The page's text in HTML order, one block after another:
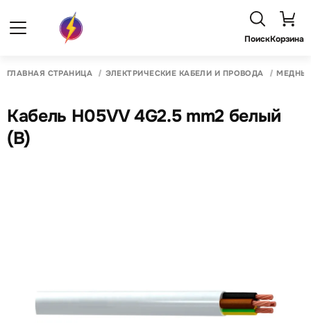
ПоискКорзина
ГЛАВНАЯ СТРАНИЦА ЭЛЕКТРИЧЕСКИЕ КАБЕЛИ И ПРОВОДА
Кабель H05VV 4G2.5 mm2 белый
(B)